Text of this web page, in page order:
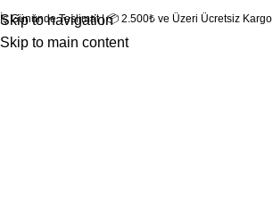
Skip to navigation
Skip to main content
Gününde Teslimat | 📦 2.500₺ ve Üzeri Ücretsiz Kargo